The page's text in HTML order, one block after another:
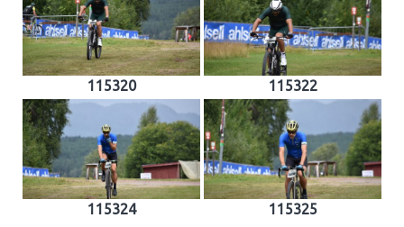
115320 115322
115324 115325